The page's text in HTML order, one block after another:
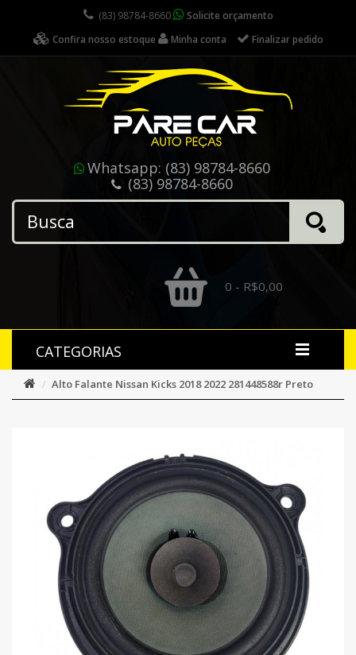
(83) 98784-8660
Solicite orçamento
Confira nosso estoque
Minha conta Finalizar pedido
Whatsapp: (83) 98784-8660
(83) 98784-8660
0 - R$0,00
CATEGORIAS
Alto Falante Nissan Kicks 2018 2022 281448588r Preto